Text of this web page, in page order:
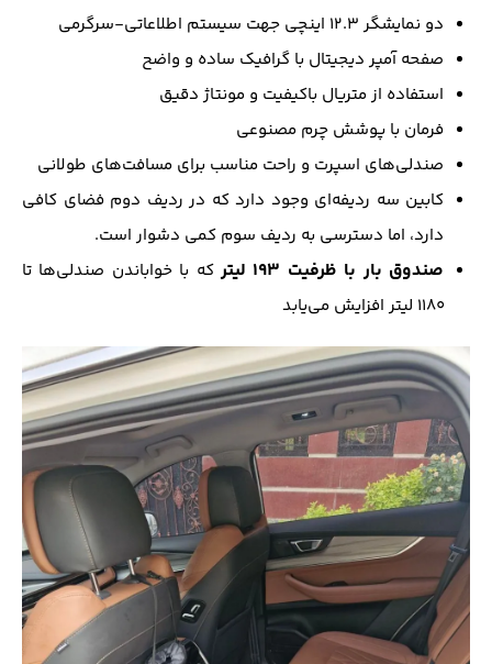
دو نمایشگر ۱۲.۳ اینچی جهت سیستم اطلاعاتی-سرگرمی
صفحه آمپر دیجیتال با گرافیک ساده و واضح
استفاده از متریال باکیفیت و مونتاژ دقیق
فرمان با پوشش چرم مصنوعی
صندلی‌های اسپرت و راحت مناسب برای مسافت‌های طولانی
کابین سه ردیفه‌ای وجود دارد که در ردیف دوم فضای کافی
دارد، اما دسترسی به ردیف سوم کمی دشوار است.
صندوق بار با ظرفیت ۱۹۳ لیتر
که با خواباندن صندلی‌ها تا
۱۱۸۰ لیتر افزایش می‌یابد